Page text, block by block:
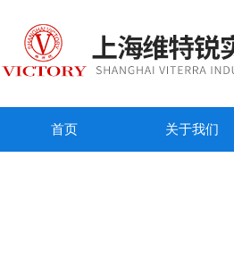
首页 关于我们